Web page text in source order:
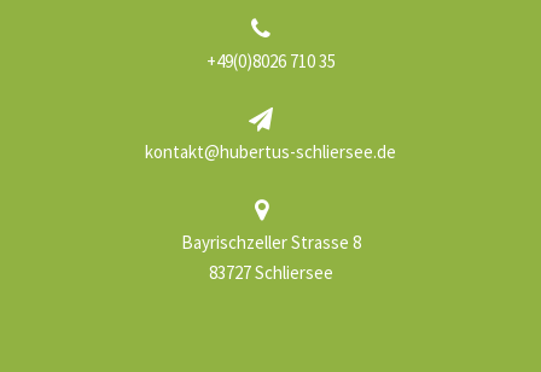
+49(0)8026 710 35
kontakt@hubertus-schliersee.de
Bayrischzeller Strasse 8
83727 Schliersee